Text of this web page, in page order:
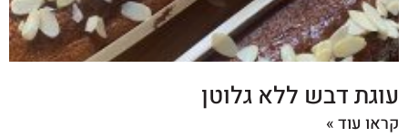
עוגת דבש ללא גלוטן
קראו עוד »